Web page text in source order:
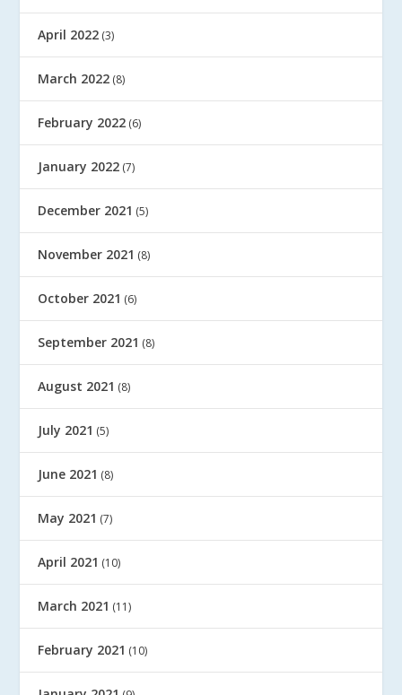
April 2022 (3)
March 2022 (8)
February 2022 (6)
January 2022 (7)
December 2021 (5)
November 2021 (8)
October 2021 (6)
September 2021 (8)
August 2021 (8)
July 2021 (5)
June 2021 (8)
May 2021 (7)
April 2021 (10)
March 2021 (11)
February 2021 (10)